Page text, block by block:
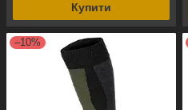
Купити
–10%